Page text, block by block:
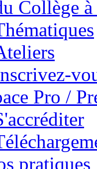
Collège
Pro /
pratiques